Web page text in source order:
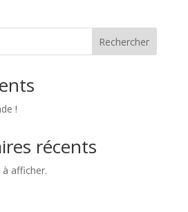
Rechercher
!
récents
afficher.